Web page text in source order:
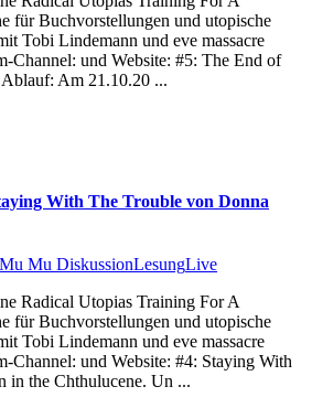
für Buchvorstellungen und utopische
Tobi Lindemann und eve massacre
Channel: und Website: #5: The End of
Am 21.10.20 ...
With The Trouble von Donna
Mu DiskussionLesungLive
Radical Utopias Training For A
für Buchvorstellungen und utopische
Tobi Lindemann und eve massacre
Channel: und Website: #4: Staying With
in the Chthulucene. Un ...